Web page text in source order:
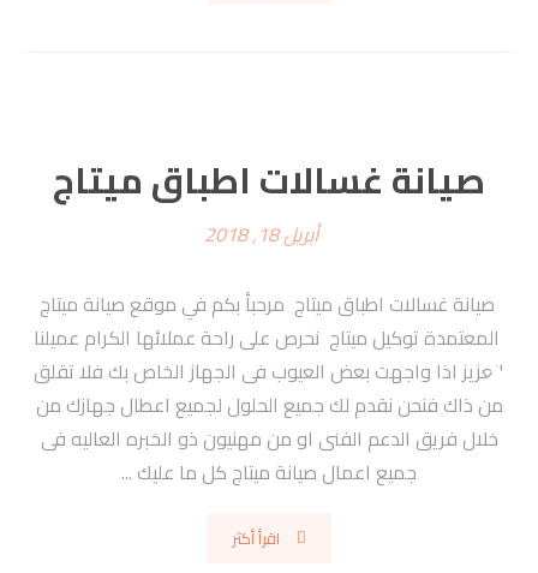
صيانة غسالات اطباق ميتاج
أبريل 18, 2018
صيانة غسالات اطباق ميتاج مرحبأ بكم في موقع صيانة ميتاج
المعتمدة توكيل ميتاج نحرص على راحة عملائها الكرام عميلنا
العزيز اذا واجهت بعض العيوب فى الجهاز الخاص بك فلا تقلق
من ذاك فنحن نقدم لك جميع الحلول لجميع اعطال جهازك من
خلال فريق الدعم الفنى او من مهنيون ذو الخبره العاليه فى
جميع اعمال صيانة ميتاج كل ما عليك ...
اقرأ أكثر